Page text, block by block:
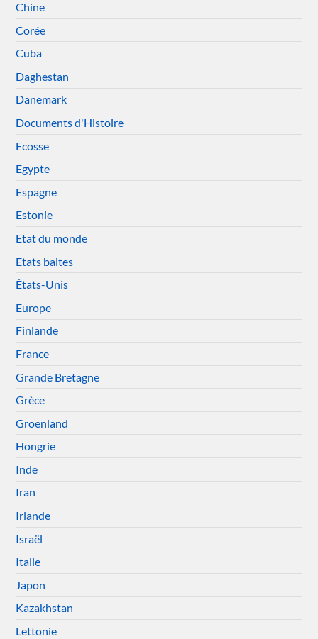
Chine
Corée
Cuba
Daghestan
Danemark
Documents d'Histoire
Ecosse
Egypte
Espagne
Estonie
Etat du monde
Etats baltes
États-Unis
Europe
Finlande
France
Grande Bretagne
Grèce
Groenland
Hongrie
Inde
Iran
Irlande
Israël
Italie
Japon
Kazakhstan
Lettonie